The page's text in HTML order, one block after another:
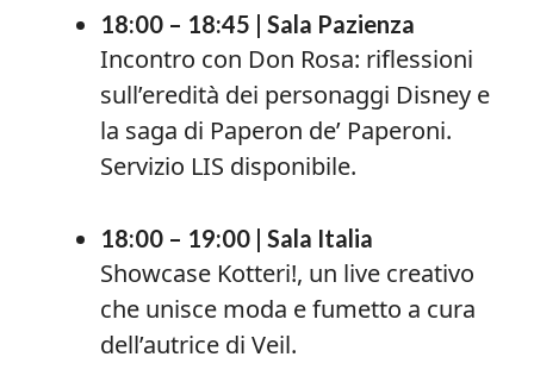
18:00 – 18:45 | Sala Pazienza
Incontro con Don Rosa: riflessioni
sull’eredità dei personaggi Disney e
la saga di Paperon de’ Paperoni.
Servizio LIS disponibile.
18:00 – 19:00 | Sala Italia
Showcase Kotteri!, un live creativo
che unisce moda e fumetto a cura
dell’autrice di Veil.